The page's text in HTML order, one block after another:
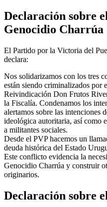
Declaración sobre
Genocidio Charrúa
El Partido por la Victoria del
declara:
Nos solidarizamos con los tres
están siendo criminalizados por
Reivindicación Don Frutos
la Fiscalía. Condenamos los
alertamos sobre las intenciones
ideológica autoritaria, así como
a militantes sociales.
Desde el PVP hacemos un
deuda histórica del Estado
Este conflicto evidencia la
Genocidio Charrúa y construir
originarios.
Declaración sobre